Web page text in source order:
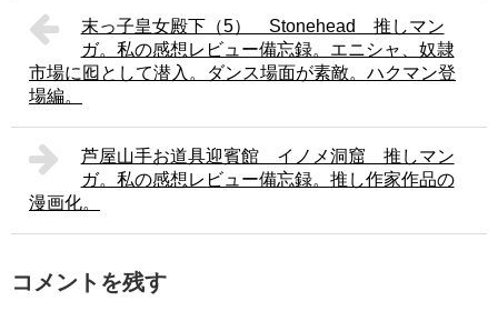
末っ子皇女殿下（5） Stonehead 推しマン
ガ。私の感想レビュー備忘録。エニシャ、奴隷
市場に囮として潜入。ダンス場面が素敵。ハクマン登
場編。
芦屋山手お道具迎賓館 イノメ洞窟 推しマン
ガ。私の感想レビュー備忘録。推し作家作品の
漫画化。
コメントを残す